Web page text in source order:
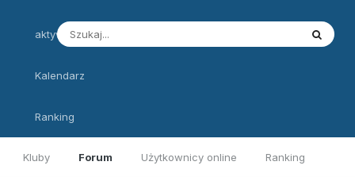
Kluby Forum Użytkownicy online Ranking
aktywność
Kalendarz
Ranking